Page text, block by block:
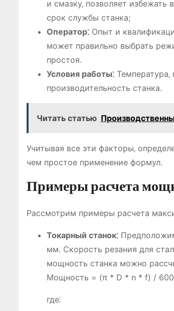
и смазку‚ позволяет
срок службы станка;
Оператор⁚ Опыт и
может правильно выбрать
простоя․
Условия работы⁚
производительность станка․
Читать статью
Учитывая все эти факторы‚
чем простое применение формул․
Примеры расчета
Рассмотрим примеры расчета
Токарный станок⁚
мм․ Скорость резания для
мощность станка можно
Мощность = (π * D * n * f) /
где⁚